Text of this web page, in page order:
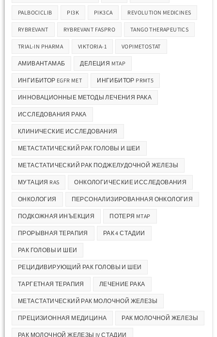
PALBOCICLIB PI3K PIK3CA REVOLUTION MEDICINES
RYBREVANT RYBREVANT FASPRO TANGO THERAPEUTICS
TRIAL-IN PHARMA VIKTORIA-1 VOPIMETOSTAT
АМИВАНТАМАБ ДЕЛЕЦИЯ MTAP
ИНГИБИТОР EGFR MET ИНГИБИТОР PRMT5
ИННОВАЦИОННЫЕ МЕТОДЫ ЛЕЧЕНИЯ РАКА
ИССЛЕДОВАНИЯ РАКА
КЛИНИЧЕСКИЕ ИССЛЕДОВАНИЯ
МЕТАСТАТИЧЕСКИЙ РАК ГОЛОВЫ И ШЕИ
МЕТАСТАТИЧЕСКИЙ РАК ПОДЖЕЛУДОЧНОЙ ЖЕЛЕЗЫ
МУТАЦИЯ RAS ОНКОЛОГИЧЕСКИЕ ИССЛЕДОВАНИЯ
ОНКОЛОГИЯ ПЕРСОНАЛИЗИРОВАННАЯ ОНКОЛОГИЯ
ПОДКОЖНАЯ ИНЪЕКЦИЯ ПОТЕРЯ MTAP
ПРОРЫВНАЯ ТЕРАПИЯ РАК 4 СТАДИИ
РАК ГОЛОВЫ И ШЕИ
РЕЦИДИВИРУЮЩИЙ РАК ГОЛОВЫ И ШЕИ
ТАРГЕТНАЯ ТЕРАПИЯ ЛЕЧЕНИЕ РАКА
МЕТАСТАТИЧЕСКИЙ РАК МОЛОЧНОЙ ЖЕЛЕЗЫ
ПРЕЦИЗИОННАЯ МЕДИЦИНА РАК МОЛОЧНОЙ ЖЕЛЕЗЫ
РАК МОЛОЧНОЙ ЖЕЛЕЗЫ IV СТАДИИ